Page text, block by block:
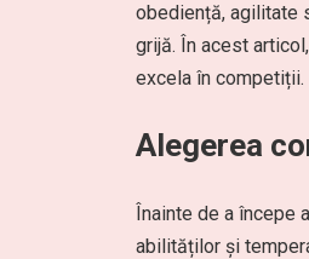
obediență, agilitate
grijă. În acest
excela în competiții.
Alegerea
Înainte de a începe
abilităților și